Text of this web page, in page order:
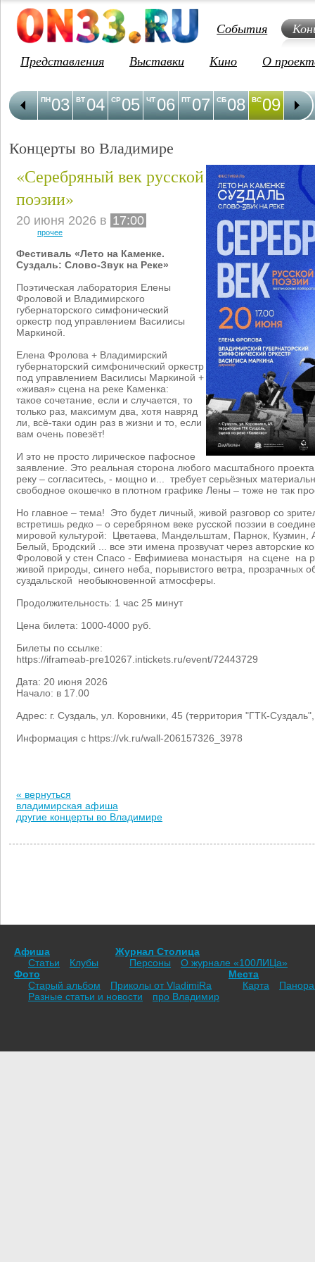
События
Представления
Выставки Кино О
03
ПН 04
ВТ 05
СР 06
ЧТ 07
ПТ 08
СБ 09
ВС 10
ПН
Концерты во Владимире
«Серебряный век русской
поэзии»
20 июня 2026 в 17:00
прочее
Фестиваль «Лето на Каменке.
Суздаль: Слово-Звук на Реке»
Поэтическая лаборатория Елены
Фроловой и Владимирского
губернаторского симфонический
оркестр под управлением Василисы
Маркиной.
Елена Фролова + Владимирский
губернаторский симфонический оркестр
под управлением Василисы Маркиной +
«живая» сцена на реке Каменка:
такое сочетание, если и случается, то
только раз, максимум два, хотя навряд
ли, всё-таки один раз в жизни и то, если
вам очень повезёт!
И это не просто лирическое пафосное
заявление. Это реальная сторона любого масштабного
реку – согласитесь, - мощно и... требует серьёзных
свободное окошечко в плотном графике Лены – тоже не так
Но главное – тема! Это будет личный, живой разговор со
встретишь редко – о серебряном веке русской поэзии в
мировой культурой: Цветаева, Мандельштам, Парнок, Кузмин,
Белый, Бродский ... все эти имена прозвучат через авторские
Фроловой у стен Спасо - Евфимиева монастыря на сцене на
живой природы, синего неба, порывистого ветра, прозрачных
суздальской необыкновенной атмосферы.
Продолжительность: 1 час 25 минут
Цена билета: 1000-4000 руб.
Билеты по ссылке:
https://iframeab-pre10267.intickets.ru/event/72443729
Дата: 20 июня 2026
Начало: в 17.00
Адрес: г. Суздаль, ул. Коровники, 45 (территория "ГТК-
Информация с https://vk.ru/wall-206157326_3978
« вернуться
владимирская афиша
другие концерты во Владимире
Афиша
Статьи
Клубы
Журнал Столица
Персоны
О журнале «100ЛИЦа»
Фото
Старый альбом
Приколы от VladimiRа
Места
Карта
Разные статьи и новости
про Владимир